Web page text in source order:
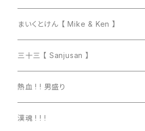
まいくとけん 【 Mike & Ken 】
マグカップ
トートバッグ
三十三 【 Sanjusan 】
Tシャツ
長袖Ｔシャツ
熱血 ! ! 男盛り
Tシャツ
漢魂 ! ! !